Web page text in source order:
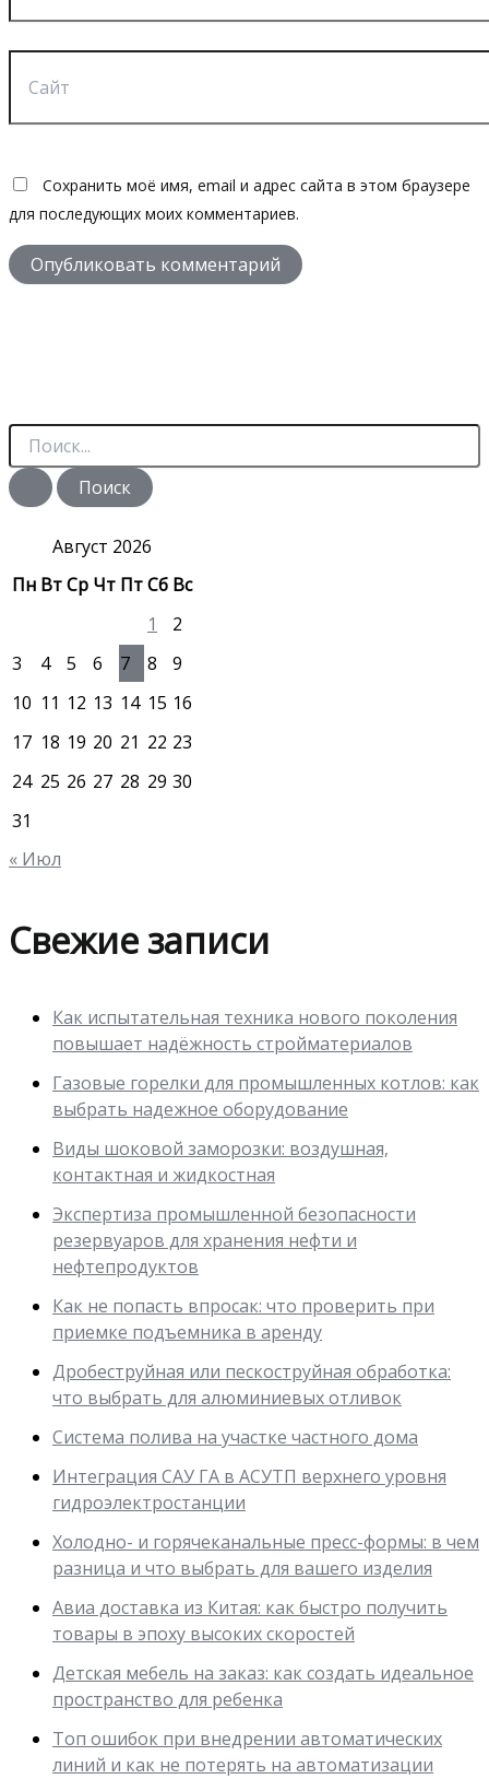
Сайт
Сохранить моё имя, email и адрес сайта в этом браузере
для последующих моих комментариев.
П
и
с
Август 2026
Пн ВтСр Чт ПтСб Вс
1
2
3
4 5 6 7 8
9
10 11 12 13 14 15 16
17 18 19 20 21 22 23
24 25 26 27 28 29 30
31
« Июл
Свежие записи
Как испытательная техника нового поколения
повышает надёжность стройматериалов
Газовые горелки для промышленных котлов: как
выбрать надежное оборудование
Виды шоковой заморозки: воздушная,
контактная и жидкостная
Экспертиза промышленной безопасности
резервуаров для хранения нефти и
нефтепродуктов
Как не попасть впросак: что проверить при
приемке подъемника в аренду
Дробеструйная или пескоструйная обработка:
что выбрать для алюминиевых отливок
Система полива на участке частного дома
Интеграция САУ ГА в АСУТП верхнего уровня
гидроэлектростанции
Холодно- и горячеканальные пресс-формы: в чем
разница и что выбрать для вашего изделия
Авиа доставка из Китая: как быстро получить
товары в эпоху высоких скоростей
Детская мебель на заказ: как создать идеальное
пространство для ребенка
Топ ошибок при внедрении автоматических
линий и как не потерять на автоматизации